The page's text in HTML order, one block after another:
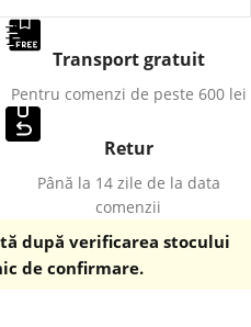
Transport gratuit
Pentru comenzi de peste 600 lei
Retur
Până la 14 zile de la data
comenzii
după verificarea stocului
de confirmare.